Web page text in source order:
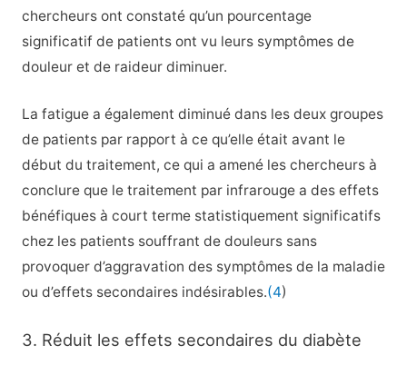
chercheurs ont constaté qu’un pourcentage
significatif de patients ont vu leurs symptômes de
douleur et de raideur diminuer.
La fatigue a également diminué dans les deux groupes
de patients par rapport à ce qu’elle était avant le
début du traitement, ce qui a amené les chercheurs à
conclure que le traitement par infrarouge a des effets
bénéfiques à court terme statistiquement significatifs
chez les patients souffrant de douleurs sans
provoquer d’aggravation des symptômes de la maladie
ou d’effets secondaires indésirables.(4)
3. Réduit les effets secondaires du diabète